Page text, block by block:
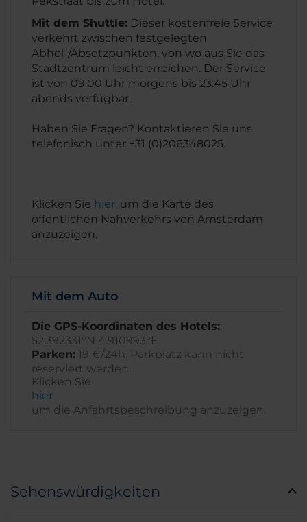
Mit dem Shuttle: Dieser kostenfreie Service
verkehrt zwischen festgelegten
Abhol-/Absetzpunkten, von wo aus Sie das
Stadtzentrum leicht erreichen. Der Service
ist von 09:00 Uhr morgens bis 23:45 Uhr
abends verfügbar.
Haben Sie Fragen? Kontaktieren Sie uns
telefonisch unter +31 (0)206348025.
Klicken Sie hier, um die Karte des
öffentlichen Nahverkehrs von Amsterdam
anzuzeigen.
Mit dem Auto
Die GPS-Koordinaten des Hotels:
52.392331°N 4.910993°E
Parken: 19 €/24h. Parkplatz kann nicht
reserviert werden.
Klicken Sie
hier
um die Anfahrtsbeschreibung anzuzeigen.
Sehenswürdigkeiten